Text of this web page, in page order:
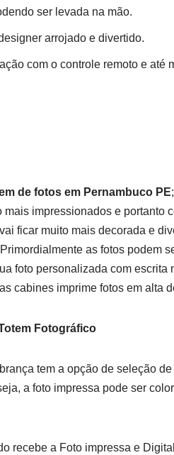
ser levada na mão.
arrojado e divertido.
com o controle remoto e até
de fotos em Pernambuco PE
impressionados e portanto
ficar muito mais decorada e
as fotos podem
foto personalizada com escrita
cabines imprime fotos em alta
Fotográfico
tem a opção de seleção
a foto impressa pode ser
recebe a Foto impressa e